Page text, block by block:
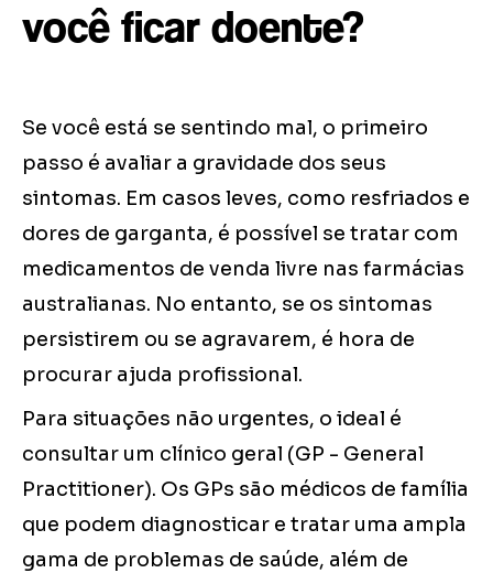
você ficar doente?
Se você está se sentindo mal, o primeiro
passo é avaliar a gravidade dos seus
sintomas. Em casos leves, como resfriados e
dores de garganta, é possível se tratar com
medicamentos de venda livre nas farmácias
australianas. No entanto, se os sintomas
persistirem ou se agravarem, é hora de
procurar ajuda profissional.
Para situações não urgentes, o ideal é
consultar um clínico geral (GP - General
Practitioner). Os GPs são médicos de família
que podem diagnosticar e tratar uma ampla
gama de problemas de saúde, além de